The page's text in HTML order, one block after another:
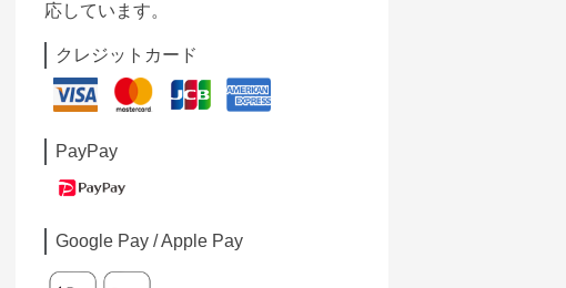
応しています。
クレジットカード
PayPay
Google Pay / Apple Pay